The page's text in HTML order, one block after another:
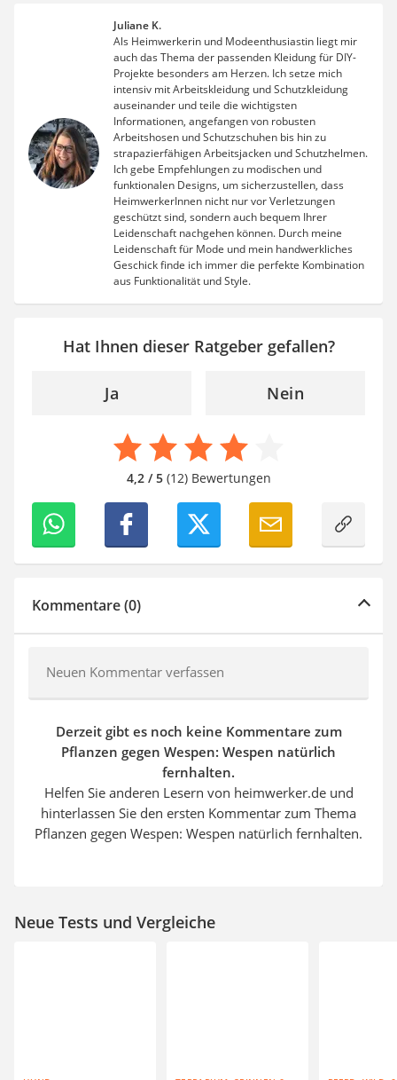
Juliane K.
Als Heimwerkerin und Modeenthusiastin liegt mir
auch das Thema der passenden Kleidung für DIY-
Projekte besonders am Herzen. Ich setze mich
intensiv mit Arbeitskleidung und Schutzkleidung
auseinander und teile die wichtigsten
Informationen, angefangen von robusten
Arbeitshosen und Schutzschuhen bis hin zu
strapazierfähigen Arbeitsjacken und Schutzhelmen.
Ich gebe Empfehlungen zu modischen und
funktionalen Designs, um sicherzustellen, dass
HeimwerkerInnen nicht nur vor Verletzungen
geschützt sind, sondern auch bequem Ihrer
Leidenschaft nachgehen können. Durch meine
Leidenschaft für Mode und mein handwerkliches
Geschick finde ich immer die perfekte Kombination
aus Funktionalität und Style.
Hat Ihnen dieser Ratgeber gefallen?
Ja Nein
4,2 / 5(12) Bewertungen
Kommentare (0)
Neuen Kommentar verfassen
Derzeit gibt es noch keine Kommentare zum
Pflanzen gegen Wespen: Wespen natürlich
fernhalten.
Helfen Sie anderen Lesern von heimwerker.de und
hinterlassen Sie den ersten Kommentar zum Thema
Pflanzen gegen Wespen: Wespen natürlich fernhalten.
Neue Tests und Vergleiche